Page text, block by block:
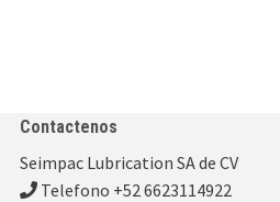
Contactenos
Seimpac Lubrication SA de CV
Telefono +52 6623114922